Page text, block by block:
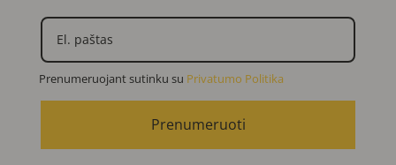
Prenumeruojant sutinku su Privatumo Politika
Prenumeruoti